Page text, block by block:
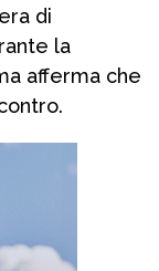
di
la
afferma che